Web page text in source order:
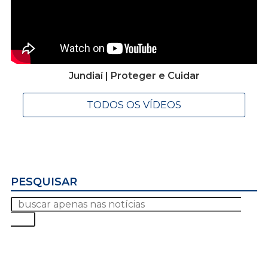
Jundiaí | Proteger e Cuidar
TODOS OS VÍDEOS
PESQUISAR